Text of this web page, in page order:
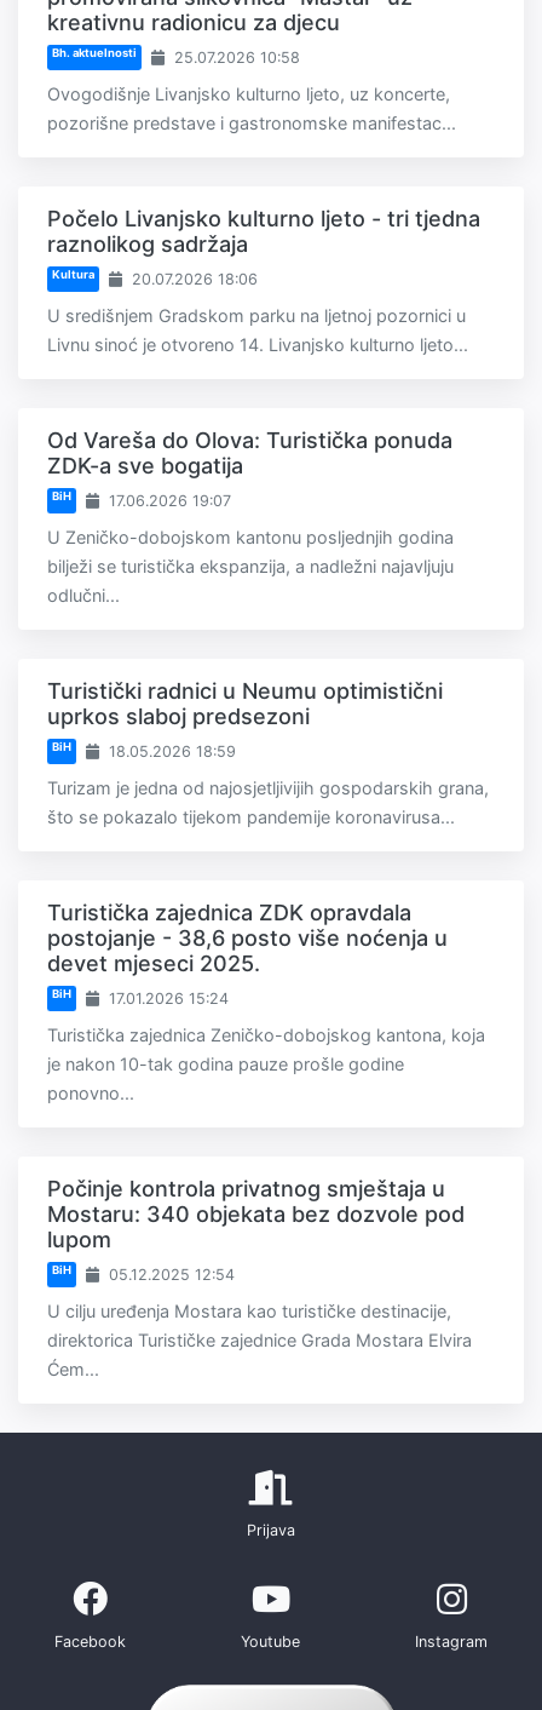
kreativnu radionicu za djecu
Bh. aktuelnosti 25.07.2026 10:58
Ovogodišnje Livanjsko kulturno ljeto, uz koncerte,
pozorišne predstave i gastronomske manifestac...
Počelo Livanjsko kulturno ljeto - tri tjedna
raznolikog sadržaja
Kultura 20.07.2026 18:06
U središnjem Gradskom parku na ljetnoj pozornici u
Livnu sinoć je otvoreno 14. Livanjsko kulturno ljeto...
Od Vareša do Olova: Turistička ponuda
ZDK-a sve bogatija
BiH 17.06.2026 19:07
U Zeničko-dobojskom kantonu posljednjih godina
bilježi se turistička ekspanzija, a nadležni najavljuju
odlučni...
Turistički radnici u Neumu optimistični
uprkos slaboj predsezoni
BiH 18.05.2026 18:59
Turizam je jedna od najosjetljivijih gospodarskih grana,
što se pokazalo tijekom pandemije koronavirusa...
Turistička zajednica ZDK opravdala
postojanje - 38,6 posto više noćenja u
devet mjeseci 2025.
BiH 17.01.2026 15:24
Turistička zajednica Zeničko-dobojskog kantona, koja
je nakon 10-tak godina pauze prošle godine
ponovno...
Počinje kontrola privatnog smještaja u
Mostaru: 340 objekata bez dozvole pod
lupom
BiH 05.12.2025 12:54
U cilju uređenja Mostara kao turističke destinacije,
direktorica Turističke zajednice Grada Mostara Elvira
Ćem...
Prijava
Facebook Youtube Instagram